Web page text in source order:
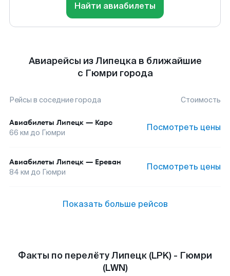
Найти авиабилеты
Авиарейсы из Липецка в ближайшие
с Гюмри города
Рейсы в соседние города Стоимость
Авиабилеты Липецк — Карс
66 км до Гюмри Посмотреть цены
Авиабилеты Липецк — Ереван
84 км до Гюмри Посмотреть цены
Показать больше рейсов
Факты по перелёту Липецк (LPK) - Гюмри
(LWN)